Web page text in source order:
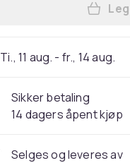
Ti., 11 aug. - fr., 14 aug.
Sikker betaling
14 dagers åpent kjøp
Selges og leveres av